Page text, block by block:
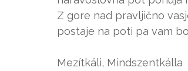
Z gore nad pravljično
postaje na poti pa vam
Mezítkáli, Mindszentkálla